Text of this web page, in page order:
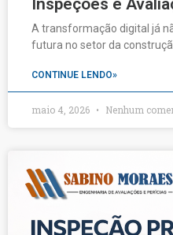
Inspeções e
A transformação digital já
futura no setor da
CONTINUE LENDO»
maio 4, 2026 Nenhum